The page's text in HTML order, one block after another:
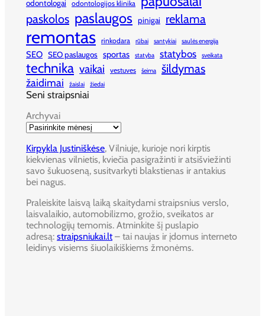
odontologai odontologijos klinika
paskolos paslaugos pinigai reklama
remontas rinkodara rūbai santykiai saulės energija
SEO SEO paslaugos sportas statyba statybos sveikata
technika vaikai vestuves šeima šildymas
žaidimai žaislai žiedai
Seni straipsniai
Archyvai
Kirpykla Justiniškėse, Vilniuje, kurioje nori kirptis
kiekvienas vilnietis, kviečia pasigražinti ir atsišviežinti
savo šukuoseną, susitvarkyti blakstienas ir antakius
bei nagus.
Praleiskite laisvą laiką skaitydami straipsnius verslo,
laisvalaikio, automobilizmo, grožio, sveikatos ar
technologijų temomis. Atminkite šį puslapio
adresą: straipsniukai.lt– tai naujas ir įdomus interneto
leidinys visiems šiuolaikiškiems žmonėms.